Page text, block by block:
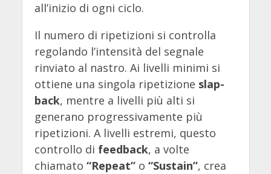
all’inizio di ogni ciclo.
Il numero di ripetizioni si controlla
regolando l’intensità del segnale
rinviato al nastro. Ai livelli minimi si
ottiene una singola ripetizione slap-
back, mentre a livelli più alti si
generano progressivamente più
ripetizioni. A livelli estremi, questo
controllo di feedback, a volte
chiamato “Repeat”o “Sustain”, crea